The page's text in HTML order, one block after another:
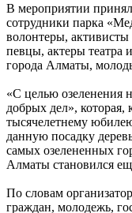
В мероприятии
сотрудники парка
волонтеры,
певцы, актеры театра
города Алматы,
«С целью озеленения
добрых дел», которая,
тысячелетнему
данную посадку
самых озелененных
Алматы становился
По словам
граждан, молодежь,